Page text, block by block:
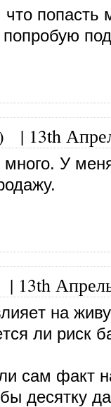
что попасть
| 13th
У
| 13th
нa
ли риск
сaм фaкт
дeсятку